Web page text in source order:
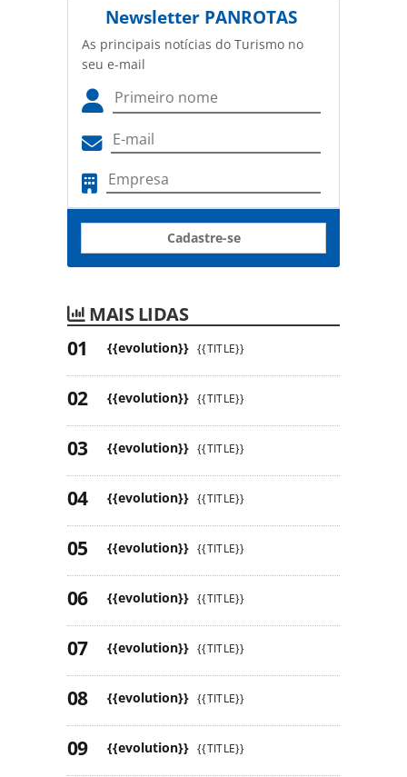
Newsletter PANROTAS
As principais notícias do Turismo no
seu e-mail
Cadastre-se
MAIS LIDAS
{{evolution}} {{TITLE}}
{{evolution}} {{TITLE}}
{{evolution}} {{TITLE}}
{{evolution}} {{TITLE}}
{{evolution}} {{TITLE}}
{{evolution}} {{TITLE}}
{{evolution}} {{TITLE}}
{{evolution}} {{TITLE}}
{{evolution}} {{TITLE}}